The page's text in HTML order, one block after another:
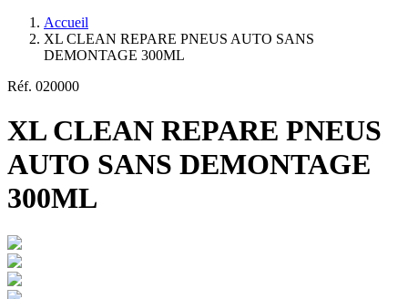
Accueil
XL CLEAN REPARE PNEUS AUTO SANS
DEMONTAGE 300ML
Réf. 020000
XL CLEAN REPARE PNEUS
AUTO SANS DEMONTAGE
300ML